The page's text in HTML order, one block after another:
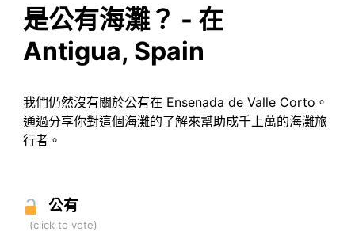
是公有海灘？ - 在
Antigua, Spain
我們仍然沒有關於公有在 Ensenada de Valle Corto。
通過分享你對這個海灘的了解來幫助成千上萬的海灘旅
行者。
公有